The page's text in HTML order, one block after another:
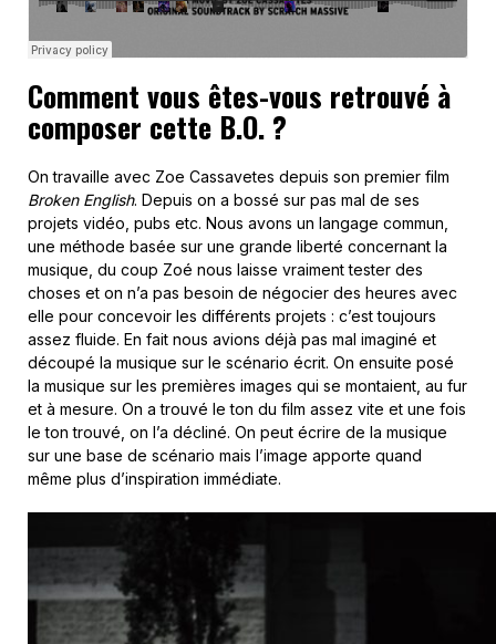
Comment vous êtes-vous retrouvé à
composer cette B.O. ?
On travaille avec Zoe Cassavetes depuis son premier film
Broken English. Depuis on a bossé sur pas mal de ses
projets vidéo, pubs etc. Nous avons un langage commun,
une méthode basée sur une grande liberté concernant la
musique, du coup Zoé nous laisse vraiment tester des
choses et on n’a pas besoin de négocier des heures avec
elle pour concevoir les différents projets : c’est toujours
assez fluide. En fait nous avions déjà pas mal imaginé et
découpé la musique sur le scénario écrit. On ensuite posé
la musique sur les premières images qui se montaient, au fur
et à mesure. On a trouvé le ton du film assez vite et une fois
le ton trouvé, on l’a décliné. On peut écrire de la musique
sur une base de scénario mais l’image apporte quand
même plus d’inspiration immédiate.